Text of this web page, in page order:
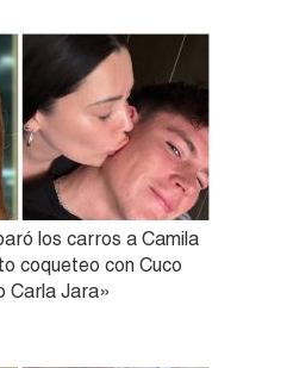
los carros a Camila
coqueteo con Cuco
Carla Jara»